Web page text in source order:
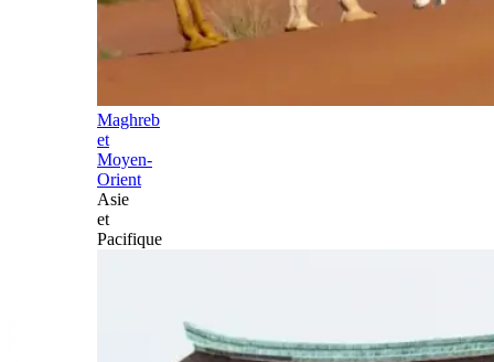
Maghreb
et
Moyen-
Orient
Asie
et
Pacifique